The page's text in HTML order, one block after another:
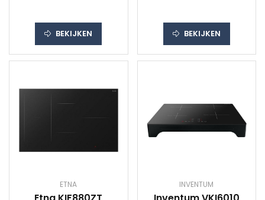
BEKIJKEN BEKIJKEN
ETNA INVENTUM